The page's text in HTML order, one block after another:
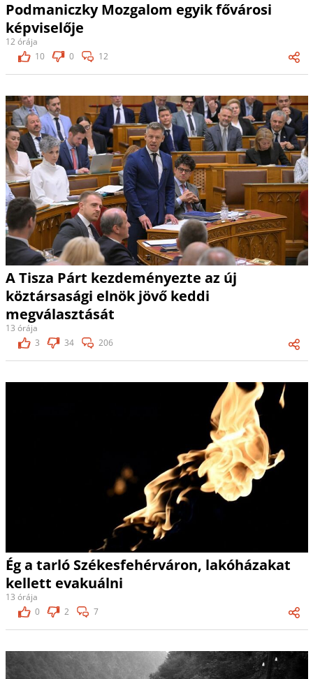
Podmaniczky Mozgalom egyik fővárosi
képviselője
12 órája
10
0 12
A Tisza Párt kezdeményezte az új
köztársasági elnök jövő keddi
megválasztását
13 órája
3
34 206
Ég a tarló Székesfehérváron, lakóházakat
kellett evakuálni
13 órája
0
2 7